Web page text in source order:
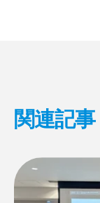
o
o
k
d
I
n
関連記事